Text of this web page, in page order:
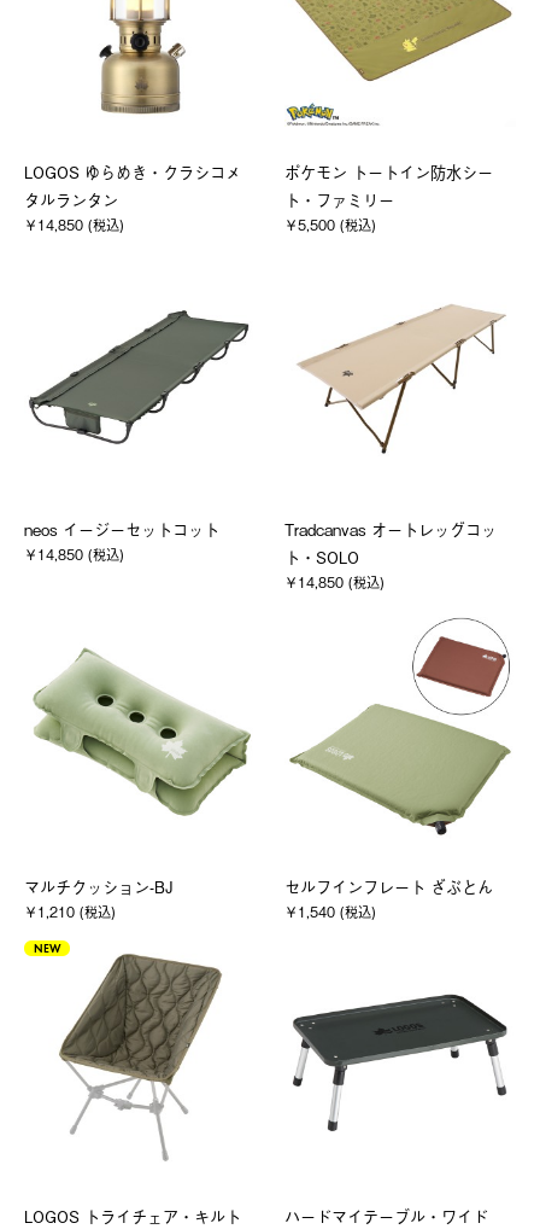
LOGOS ゆらめき・クラシコメ
タルランタン
￥14,850 (税込)
ポケモン トートイン防水シー
ト・ファミリー
￥5,500 (税込)
neos イージーセットコット
￥14,850 (税込)
Tradcanvas オートレッグコッ
ト・SOLO
￥14,850 (税込)
マルチクッション-BJ
￥1,210 (税込)
セルフインフレート ざぶとん
￥1,540 (税込)
NEW
LOGOS トライチェア・キルト ハードマイテーブル・ワイド